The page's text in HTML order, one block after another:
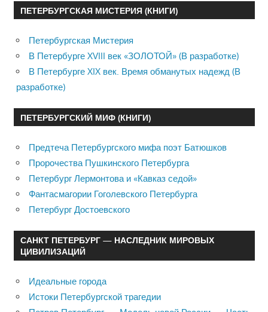
ПЕТЕРБУРГСКАЯ МИСТЕРИЯ (КНИГИ)
Петербургская Мистерия
В Петербурге XVIII век «ЗОЛОТОЙ» (В разработке)
В Петербурге XIX век. Время обманутых надежд (В
разработке)
ПЕТЕРБУРГСКИЙ МИФ (КНИГИ)
Предтеча Петербургского мифа поэт Батюшков
Пророчества Пушкинского Петербурга
Петербург Лермонтова и «Кавказ седой»
Фантасмагории Гоголевского Петербурга
Петербург Достоевского
САНКТ ПЕТЕРБУРГ — НАСЛЕДНИК МИРОВЫХ
ЦИВИЛИЗАЦИЙ
Идеальные города
Истоки Петербургской трагедии